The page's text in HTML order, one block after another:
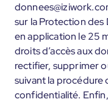
sur la Protection des
en application le 25
droits d’accès aux
rectifier, supprimer
suivant la
confidentialité.